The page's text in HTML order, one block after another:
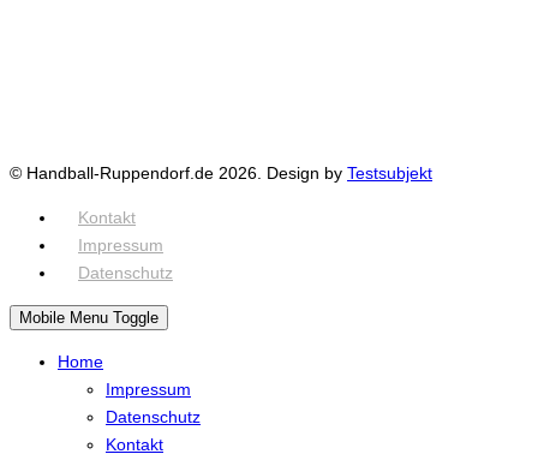
© Handball-Ruppendorf.de 2026. Design by Testsubjekt
Kontakt
Impressum
Datenschutz
Mobile Menu Toggle
Home
Impressum
Datenschutz
Kontakt